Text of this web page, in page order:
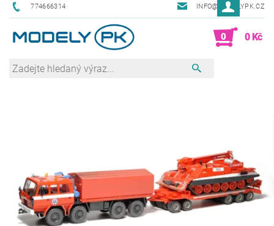
774666314 INFO@MODELYPK.CZ
0 0 Kč